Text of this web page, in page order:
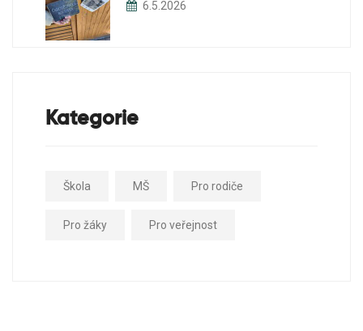
6.5.2026
Kategorie
Škola MŠ Pro rodiče
Pro žáky Pro veřejnost